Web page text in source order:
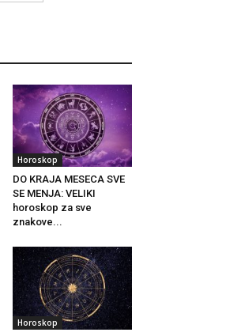
Horoskop
DO KRAJA MESECA SVE
SE MENJA: VELIKI
horoskop za sve
znakove...
Horoskop